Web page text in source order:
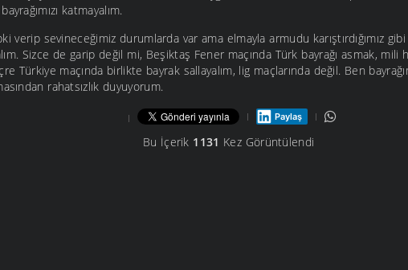
katmayalım.
verip sevineceğimiz durumlarda var ama elmayla armudu karıştırdığımız
Sizce de garip değil mi, Beşiktaş Fener maçında Türk bayrağı asmak, mili
Türkiye maçında birlikte bayrak sallayalım, lig maçlarında değil. Ben
rahatsızlık duyuyorum.
Paylaş
Bu İçerik 1131 Kez Görüntülendi